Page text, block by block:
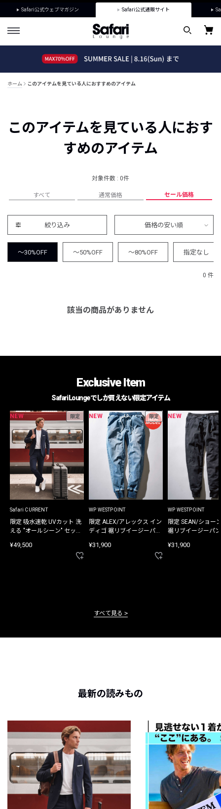
Safari公式ウェブマガジン Safari公式通販サイト
ホーム このアイテムを見ている人におすすめのアイテム
このアイテムを見ている人におす
すめのアイテム
対象件数 : 0件
すべて 通常価格 セール価格
絞り込み 価格の安い順
～30%OFF ～50%OFF ～80%OFF 指定なし
0 件
該当の商品がありません
Exclusive Item
Safari Loungeでしか買えない限定アイテム
NEW 限定
Safari CURRENT
限定 吸水速乾 UVカット 洗
える "オールシーン" セット
¥49,500
NEW 限定
WP WESTPOINT
限定 ALEX/アレックス イン
ディゴ 裾リブイージーパン
¥31,900
NEW
WP WESTPOINT
限定 SEAN/ショー
裾リブイージーパ
¥31,900
すべて見る
最新の読みもの